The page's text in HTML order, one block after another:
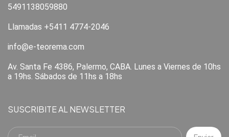
5491138059880
Llamadas +5411 4774-2046
info@e-teorema.com
Av. Santa Fe 4386, Palermo, CABA. Lunes a Viernes de 10hs
a 19hs. Sábados de 11hs a 18hs
SUSCRIBITE AL NEWSLETTER